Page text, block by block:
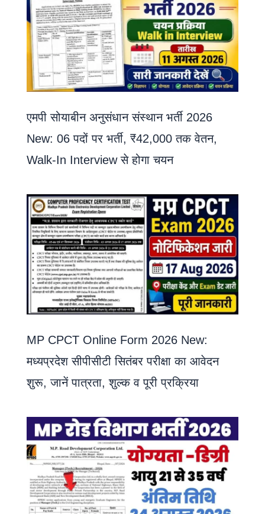
एमपी सोयाबीन अनुसंधान संस्थान भर्ती 2026
New: 06 पदों पर भर्ती, ₹42,000 तक वेतन,
Walk-In Interview से होगा चयन
MP CPCT Online Form 2026 New:
मध्यप्रदेश सीपीसीटी सितंबर परीक्षा का आवेदन
शुरू, जानें पात्रता, शुल्क व पूरी प्रक्रिया